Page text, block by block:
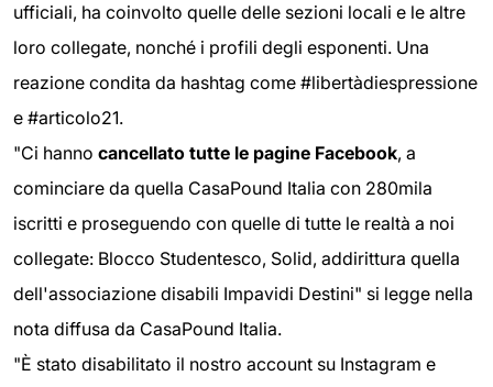
ufficiali, ha coinvolto quelle delle sezioni locali e le altre
loro collegate, nonché i profili degli esponenti. Una
reazione condita da hashtag come #libertàdiespressione
e #articolo21.
"Ci hanno cancellato tutte le pagine Facebook, a
cominciare da quella CasaPound Italia con 280mila
iscritti e proseguendo con quelle di tutte le realtà a noi
collegate: Blocco Studentesco, Solid, addirittura quella
dell'associazione disabili Impavidi Destini" si legge nella
nota diffusa da CasaPound Italia.
"È stato disabilitato il nostro account su Instagram e